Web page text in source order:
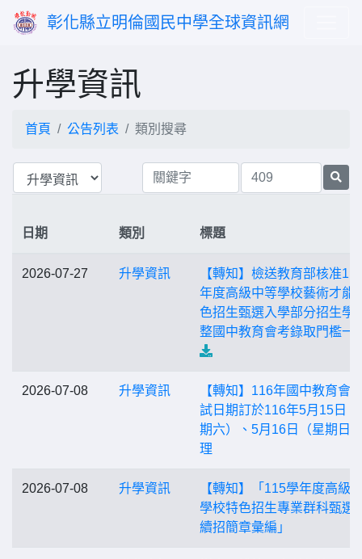
彰化縣立明倫國民中學全球資訊網
升學資訊
首頁 公告列表 類別搜尋
日期 類別 標題
2026-07-27 升學資訊
【轉知】檢送教育部核准
年度高級中等學校藝術才能
色招生甄選入學部分招生學
整國中教育會考錄取門檻一
2026-07-08 升學資訊
【轉知】116年國中教育會
試日期訂於116年5月15日（
期六）、5月16日（星期日
理
2026-07-08 升學資訊
【轉知】「115學年度高級
學校特色招生專業群科甄選
續招簡章彙編」